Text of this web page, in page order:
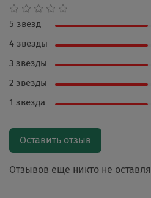
Отзывов еще никто не
5 звезд
4 звезды
3 звезды
2 звезды
1 звезда
Оставить отзыв